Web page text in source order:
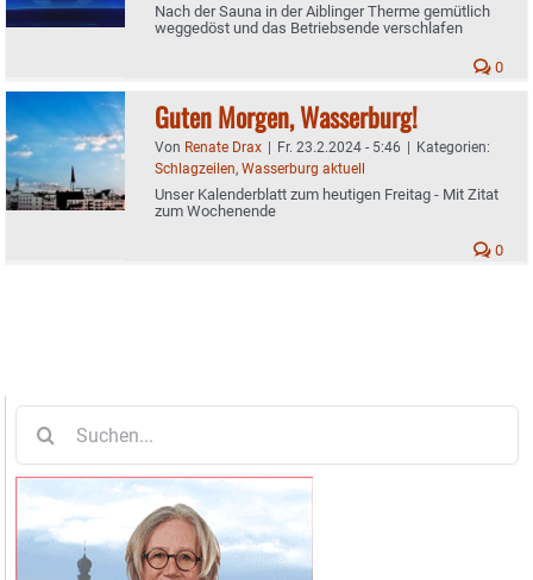
Nach der Sauna in der Aiblinger Therme gemütlich
weggedöst und das Betriebsende verschlafen
0
Guten Morgen, Wasserburg!
Von Renate Drax | Fr. 23.2.2024 - 5:46 | Kategorien:
Schlagzeilen, Wasserburg aktuell
Unser Kalenderblatt zum heutigen Freitag - Mit Zitat
zum Wochenende
0
nach: